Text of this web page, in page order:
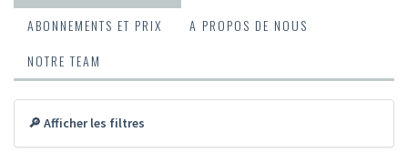
ABONNEMENTS ET PRIX
A PROPOS DE NOUS
NOTRE TEAM
🔎 Afficher les filtres